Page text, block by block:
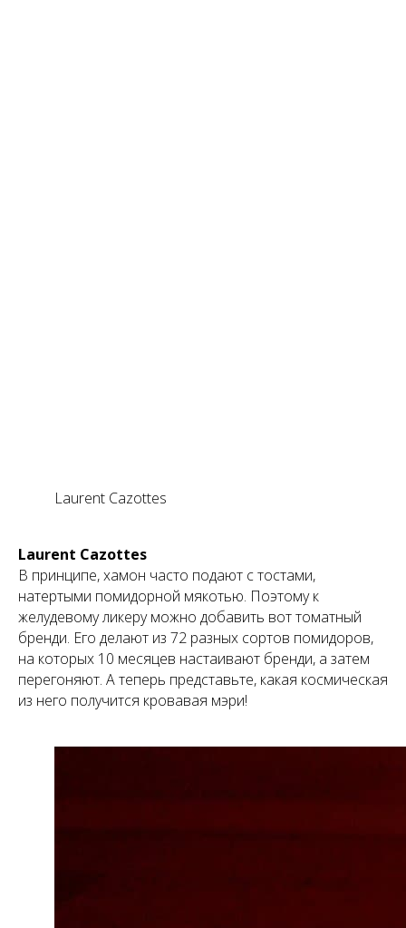
Laurent Cazottes
Laurent Cazottes
В принципе, хамон часто подают с тостами,
натертыми помидорной мякотью. Поэтому к
желудевому ликеру можно добавить вот томатный
бренди. Его делают из 72 разных сортов помидоров,
на которых 10 месяцев настаивают бренди, а затем
перегоняют. А теперь представьте, какая космическая
из него получится кровавая мэри!